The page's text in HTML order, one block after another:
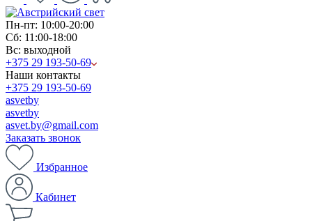
Пн-пт: 10:00-20:00
Сб: 11:00-18:00
Вс: выходной
+375 29 193-50-69
Наши контакты
+375 29 193-50-69
asvetby
asvetby
asvet.by@gmail.com
Заказать звонок
Избранное
Кабинет